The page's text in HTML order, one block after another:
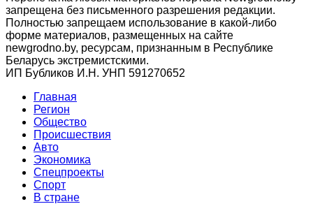
запрещена без письменного разрешения редакции.
Полностью запрещаем использование в какой-либо
форме материалов, размещенных на сайте
newgrodno.by, ресурсам, признанным в Республике
Беларусь экстремистскими.
ИП Бубликов И.Н. УНП 591270652
Главная
Регион
Общество
Происшествия
Авто
Экономика
Спецпроекты
Cпорт
В стране